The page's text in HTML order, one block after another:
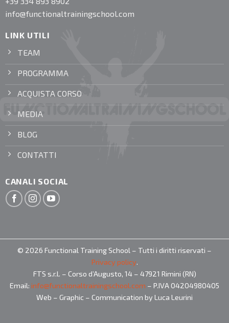
info@functionaltrainingschool.com
LINK UTILI
TEAM
PROGRAMMA
ACQUISTA CORSO
MEDIA
BLOG
CONTATTI
CANALI SOCIAL
© 2026 Functional Training School – Tutti i diritti riservati –
Privacy policy.
FTS s.r.l. – Corso d’Augusto, 14 – 47921 Rimini (RN)
Email: info@functionaltrainingschool.com – P.IVA 04204980405
Web – Graphic – Communication by Luca Leurini